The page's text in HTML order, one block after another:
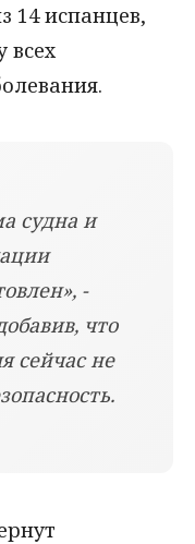
14 испанцев,
всех
судна и
-
что
сейчас не